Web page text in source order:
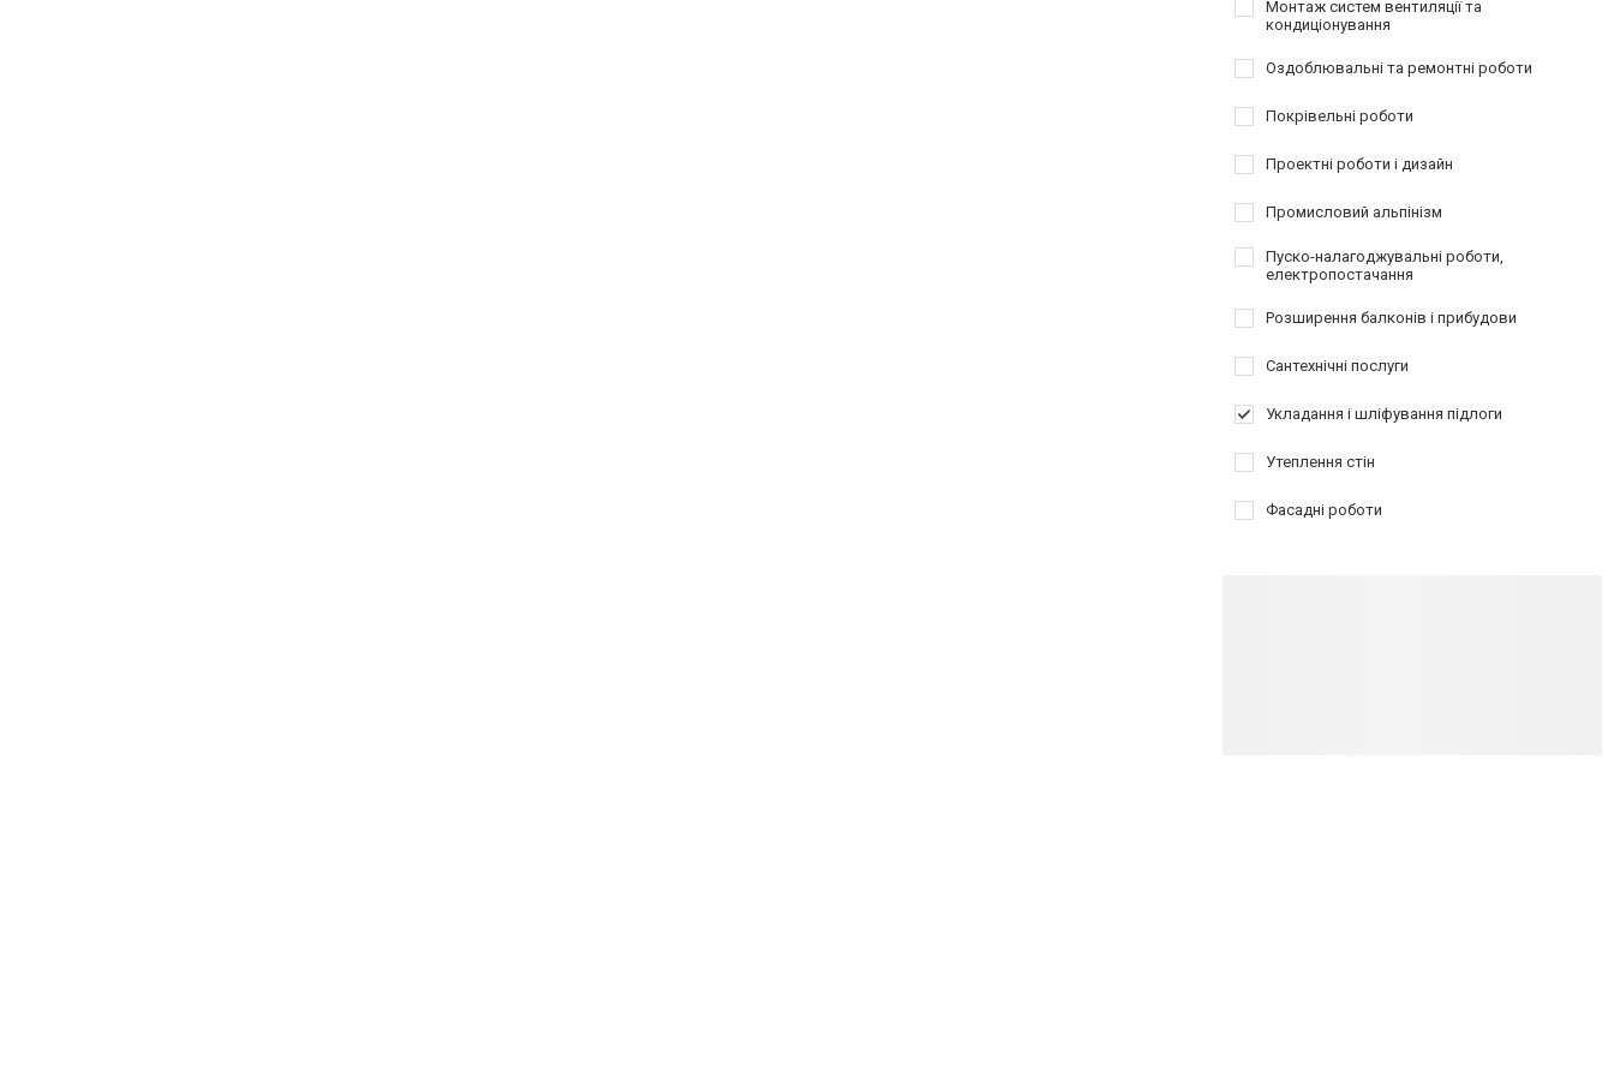
Монтаж систем вентиляції та
кондиціонування
Оздоблювальні та ремонтні роботи
Покрівельні роботи
Проектні роботи і дизайн
Промисловий альпінізм
Пуско-налагоджувальні роботи,
електропостачання
Розширення балконів і прибудови
Сантехнічні послуги
Укладання і шліфування підлоги
Утеплення стін
Фасадні роботи